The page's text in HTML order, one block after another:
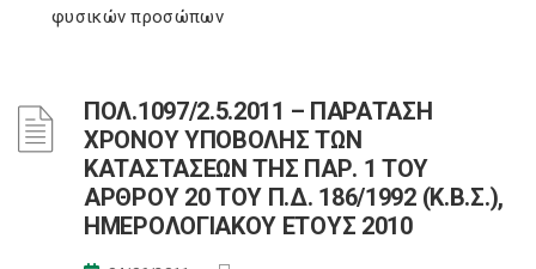
φυσικών προσώπων
ΠΟΛ.1097/2.5.2011 – ΠΑΡΑΤΑΣΗ
ΧΡΟΝΟΥ ΥΠΟΒΟΛΗΣ ΤΩΝ
ΚΑΤΑΣΤΑΣΕΩΝ ΤΗΣ ΠΑΡ. 1 ΤΟΥ
ΑΡΘΡΟΥ 20 ΤΟΥ Π.Δ. 186/1992 (Κ.Β.Σ.),
ΗΜΕΡΟΛΟΓΙΑΚΟΥ ΕΤΟΥΣ 2010